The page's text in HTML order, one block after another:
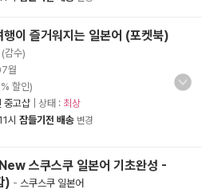
이 즐거워지는 일본어 (포켓북)
(감수)
월
할인)
중고샵 | 상태 : 최상
시 잠들기전 배송 변경
스쿠스쿠 일본어 기초완성 -
) - 스쿠스쿠 일본어